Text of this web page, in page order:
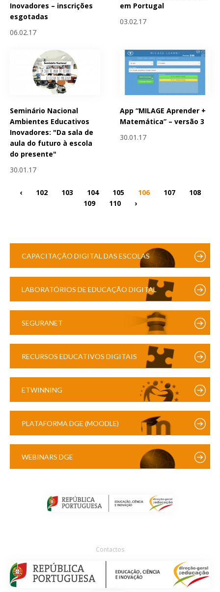
Inovadores – inscrições
esgotadas
06.02.17
em Portugal
03.02.17
Seminário Nacional
Ambientes Educativos
Inovadores: "Da sala de
aula do futuro à escola
do presente"
30.01.17
App “MILAGE Aprender +
Matemática” – versão 3
30.01.17
‹ 102 103 104 105 106 107
108
109
110 ›
CAPACITAÇÃO DIGITAL DAS ESCOLAS
LABORATÓRIOS DE EDUCAÇÃO DIGITAL
SEGURANET
RECURSOS EDUCATIVOS DIGITAIS
ETWINNING
PLATAFORMA DGE (MOODLE)
WEBINARS DGE
Contactos